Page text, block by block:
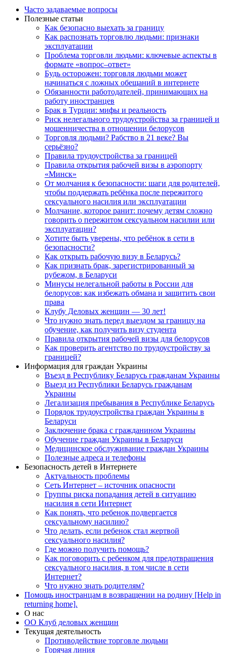
Часто задаваемые вопросы
Полезные статьи
Как безопасно выехать за границу
Как распознать торговлю людьми: признаки
эксплуатации
Проблема торговли людьми: ключевые аспекты в
формате «вопрос–ответ»
Будь осторожен: торговля людьми может
начинаться с ложных обещаний в интернете
Обязанности работодателей, принимающих на
работу иностранцев
Брак в Турции: мифы и реальность
Риск нелегального трудоустройства за границей и
мошенничества в отношении белорусов
Торговля людьми? Рабство в 21 веке? Вы
серьёзно?
Правила трудоустройства за границей
Правила открытия рабочей визы в аэропорту
«Минск»
От молчания к безопасности: шаги для родителей,
чтобы поддержать ребёнка после пережитого
сексуального насилия или эксплуатации
Молчание, которое ранит: почему детям сложно
говорить о пережитом сексуальном насилии или
эксплуатации?
Хотите быть уверены, что ребёнок в сети в
безопасности?
Как открыть рабочую визу в Беларусь?
Как признать брак, зарегистрированный за
рубежом, в Беларуси
Минусы нелегальной работы в России для
белорусов: как избежать обмана и защитить свои
права
Клубу Деловых женщин — 30 лет!
Что нужно знать перед выездом за границу на
обучение, как получить визу студента
Правила открытия рабочей визы для белорусов
Как проверить агентство по трудоустройству за
границей?
Информация для граждан Украины
Въезд в Республику Беларусь гражданам Украины
Выезд из Республики Беларусь гражданам
Украины
Легализация пребывания в Республике Беларусь
Порядок трудоустройства граждан Украины в
Беларуси
Заключение брака с гражданином Украины
Обучение граждан Украины в Беларуси
Медицинское обслуживание граждан Украины
Полезные адреса и телефоны
Безопасность детей в Интернете
Актуальность проблемы
Сеть Интернет – источник опасности
Группы риска попадания детей в ситуацию
насилия в сети Интернет
Как понять, что ребенок подвергается
сексуальному насилию?
Что делать, если ребенок стал жертвой
сексуального насилия?
Где можно получить помощь?
Как поговорить с ребенком для предотвращения
сексуального насилия, в том числе в сети
Интернет?
Что нужно знать родителям?
Помощь иностранцам в возвращении на родину [Help in
returning home].
О нас
ОО Клуб деловых женщин
Текущая деятельность
Противодействие торговле людьми
Горячая линия